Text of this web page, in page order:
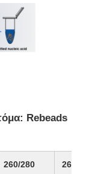
οξέων
Rebeads
260/280 260/